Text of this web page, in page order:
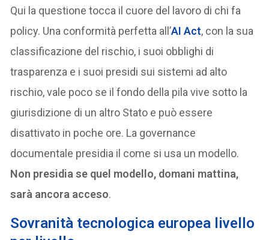
Qui la questione tocca il cuore del lavoro di chi fa
policy. Una conformità perfetta all’AI Act, con la sua
classificazione del rischio, i suoi obblighi di
trasparenza e i suoi presidi sui sistemi ad alto
rischio, vale poco se il fondo della pila vive sotto la
giurisdizione di un altro Stato e può essere
disattivato in poche ore. La governance
documentale presidia il come si usa un modello.
Non presidia se quel modello, domani mattina,
sarà ancora acceso.
Sovranità tecnologica europea livello